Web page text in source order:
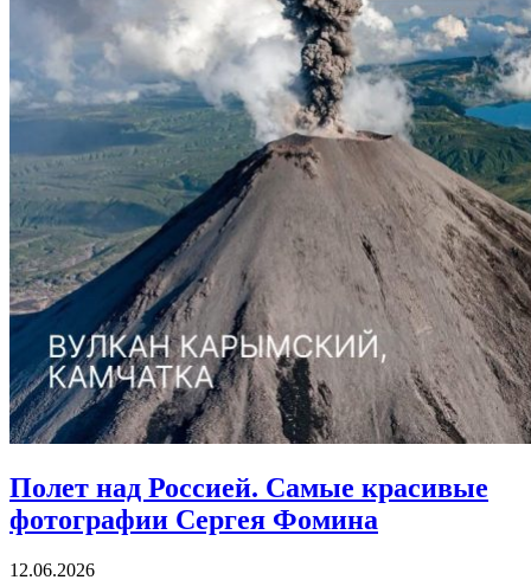
Полет над Россией. Самые красивые
фотографии Сергея Фомина
12.06.2026